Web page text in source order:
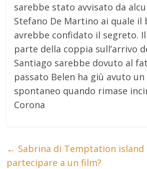
sarebbe stato avvisato da
Stefano De Martino ai quale il
avrebbe confidato il segreto.
parte della coppia sull’arrivo
Santiago sarebbe dovuto al
passato Belen ha giù avuto
spontaneo quando rimase
Corona
← Sabrina di Temptation island
partecipare a un film?